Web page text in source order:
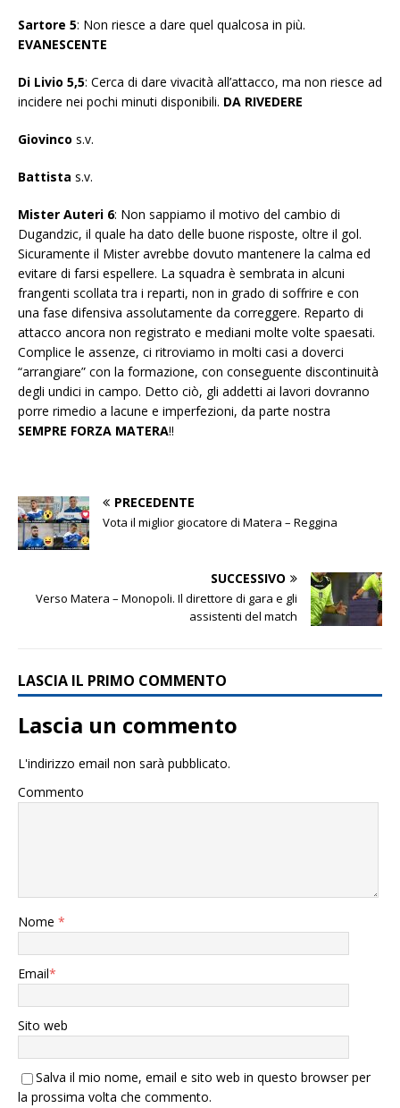
Sartore 5: Non riesce a dare quel qualcosa in più.
EVANESCENTE
Di Livio 5,5: Cerca di dare vivacità all’attacco, ma non riesce ad
incidere nei pochi minuti disponibili. DA RIVEDERE
Giovinco s.v.
Battista s.v.
Mister Auteri 6: Non sappiamo il motivo del cambio di
Dugandzic, il quale ha dato delle buone risposte, oltre il gol.
Sicuramente il Mister avrebbe dovuto mantenere la calma ed
evitare di farsi espellere. La squadra è sembrata in alcuni
frangenti scollata tra i reparti, non in grado di soffrire e con
una fase difensiva assolutamente da correggere. Reparto di
attacco ancora non registrato e mediani molte volte spaesati.
Complice le assenze, ci ritroviamo in molti casi a doverci
“arrangiare” con la formazione, con conseguente discontinuità
degli undici in campo. Detto ciò, gli addetti ai lavori dovranno
porre rimedio a lacune e imperfezioni, da parte nostra
SEMPRE FORZA MATERA!!
PRECEDENTE
Vota il miglior giocatore di Matera – Reggina
SUCCESSIVO
Verso Matera – Monopoli. Il direttore di gara e gli
assistenti del match
LASCIA IL PRIMO COMMENTO
Lascia un commento
L'indirizzo email non sarà pubblicato.
Commento
Nome *
Email*
Sito web
Salva il mio nome, email e sito web in questo browser per
la prossima volta che commento.